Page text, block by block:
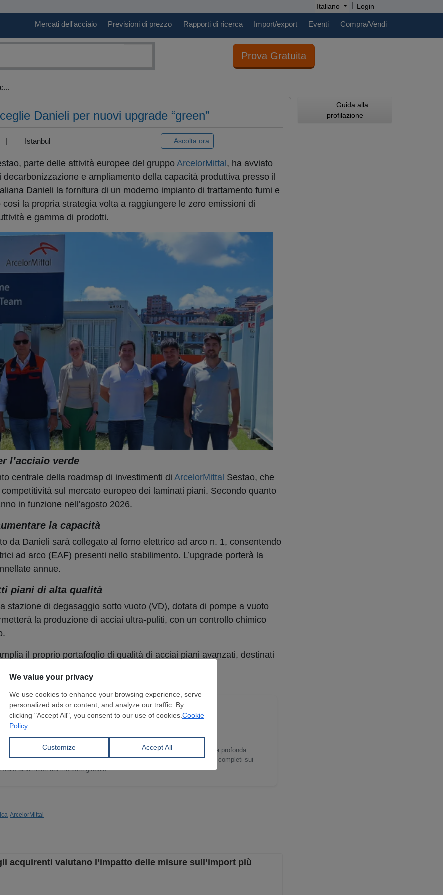
Italiano | Login
Mercati dell'acciaio Previsioni di prezzo Rapporti di ricerca Import/export Eventi Compra/Vendi
Prova Gratuita
Danieli per nuovi upgrade “green”
| Istanbul Ascolta ora
parte delle attività europee del gruppo ArcelorMittal , ha avviato
e ampliamento della capacità produttiva presso il
Danieli la fornitura di un moderno impianto di trattamento fumi e
la propria strategia volta a raggiungere le zero emissioni di
e gamma di prodotti.
l’acciaio verde
centrale della roadmap di investimenti di ArcelorMittal Sestao, che
sul mercato europeo dei laminati piani. Secondo quanto
in funzione nell’agosto 2026.
la capacità
da Danieli sarà collegato al forno elettrico ad arco n. 1, consentendo
ad arco (EAF) presenti nello stabilimento. L’upgrade porterà la
annue.
piani di alta qualità
stazione di degasaggio sotto vuoto (VD), dotata di pompe a vuoto
la produzione di acciai ultra-puliti, con un controllo chimico
il proprio portafoglio di qualità di acciai piani avanzati, destinati
settori automotive, infrastrutture e tecnologie pulite.
e Letteratura Inglese ho trascorso gli ultimi 15 anni sviluppando una profonda
il ruolo di Head of Content Department. Scrivo e curo notizie e report completi sui
dinamiche del mercato globale.
ArcelorMittal
acquirenti valutano l’impatto delle misure sull’import più
Guida alla
profilazione